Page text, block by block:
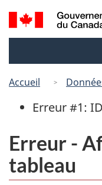
Recherche
et
Accueil
Erreur #1:
Erreur -
tableau